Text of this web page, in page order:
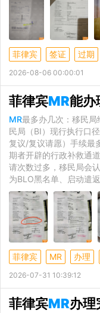
菲律宾 签证 过期
2026-08-06 00:00:01
菲律宾MR能办理
MR最多办几次：移民
民局（BI）现行执行口
复议/复议请愿）手续最
期者开辟的行政补救通
请次数过多，移民局会
为BLO黑名单、启动遣
菲律宾 MR 办理
2026-07-31 10:39:12
菲律宾MR办理